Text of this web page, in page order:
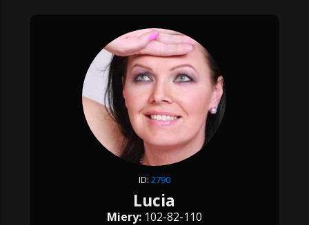
ID: 2790
Lucia
Miery:102-82-110